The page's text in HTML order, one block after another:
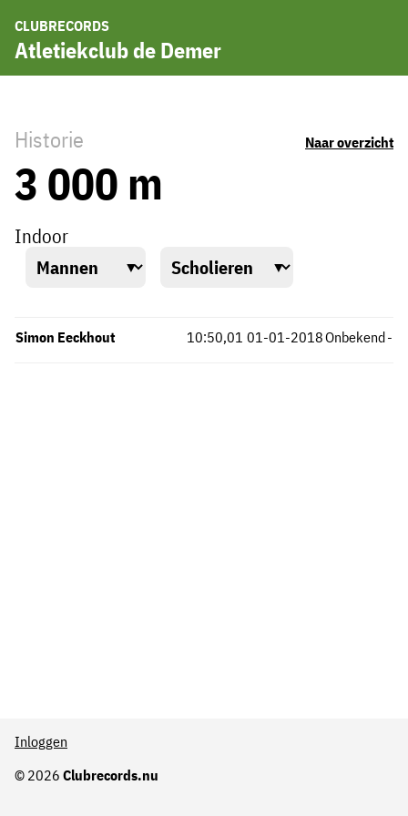
CLUBRECORDS
Atletiekclub de Demer
Historie Naar overzicht
3 000 m
Indoor
Simon Eeckhout Onbekend
10:50,01 -
01-01-2018
© 2026 Clubrecords.nu
Inloggen